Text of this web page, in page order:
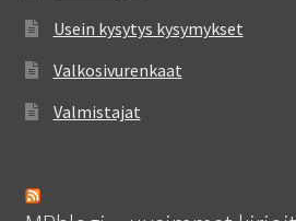
Usein kysytys kysymykset
Valkosivurenkaat
Valmistajat